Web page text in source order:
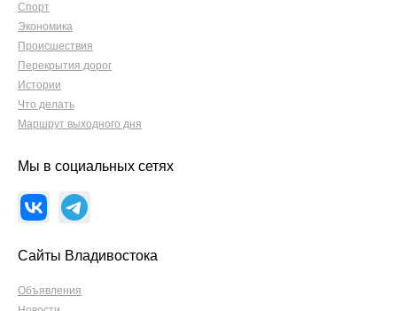
Спорт
Экономика
Происшествия
Перекрытия дорог
Истории
Что делать
Маршрут выходного дня
Мы в социальных сетях
Сайты Владивостока
Объявления